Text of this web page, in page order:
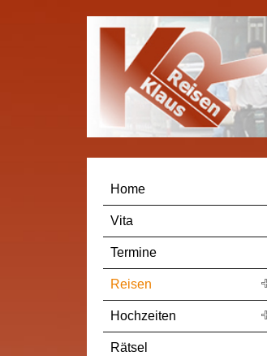
Home
Vita
Termine
Reisen
Hochzeiten
Rätsel